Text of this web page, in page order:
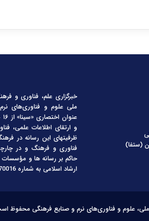
(ستفا)
خبرگزاری علم، فناوری و
ملی علوم و فناوری‌های
و ارتقای اطلاعات علمی،
ظرفیتهای این رسانه در
فناوری و فرهنگ و در
حاکم بر رسانه ها و
ارشاد اسلامی به شماره 70016 فعالیت خود را آغاز کرده است.
علوم و فناوری‌های نرم و صنایع فرهنگی محفوظ